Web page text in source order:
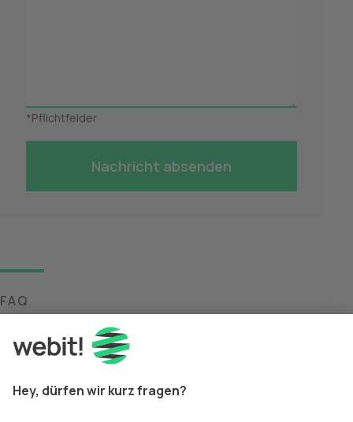
*Pflichtfelder
Nachricht absenden
FAQ
Häufig gestellte Fragen
Was sind Wireframes?